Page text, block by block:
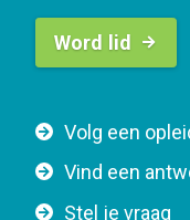
F
o
t
Volg een
Vind een
Stel je vraag
B
t
o
n
Word lid